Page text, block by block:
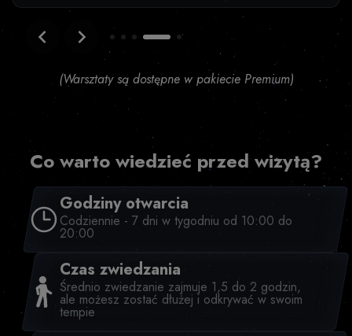
Item
(Warsztaty są dostępne w pakiecie Premium)
Co warto wiedzieć przed wizytą?
Godziny otwarcia
Codziennie - 7 dni w tygodniu od 10:00 do
20:00
Czas zwiedzania
Średnio zwiedzanie zajmuje 1,5 do 2 godzin,
ale możesz zostać dłużej i odkrywać w swoim
tempie